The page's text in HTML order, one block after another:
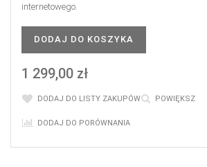
internetowego.
DODAJ DO KOSZYKA
1 299,00 zł
DODAJ DO LISTY ZAKUPÓW POWIĘKSZ
DODAJ DO PORÓWNANIA